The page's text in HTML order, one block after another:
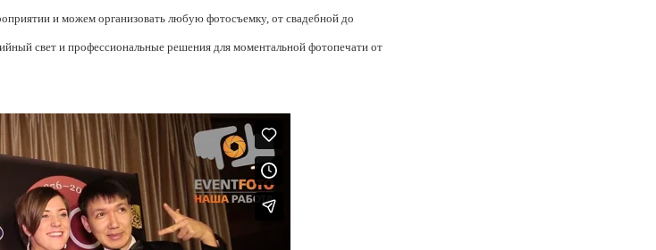
и можем организовать любую фотосъемку, от свадебной до
свет и профессиональные решения для моментальной фотопечати от